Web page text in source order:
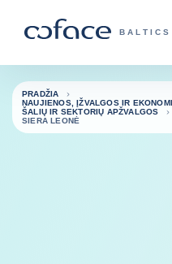
BALTICS
Grįžti į pradžią
PRADŽIA
NAUJIENOS, ĮŽVALGOS IR
ŠALIŲ IR SEKTORIŲ APŽVALGOS
SIERA LEONĖ